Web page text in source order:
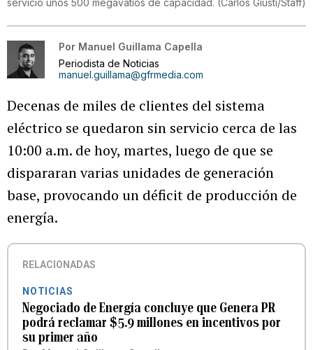
servicio unos 500 megavatios de capacidad. (Carlos Giusti/Staff)
Por Manuel Guillama Capella
Periodista de Noticias
manuel.guillama@gfrmedia.com
Decenas de miles de clientes del sistema
eléctrico se quedaron sin servicio cerca de las
10:00 a.m. de hoy, martes, luego de que se
dispararan varias unidades de generación
base, provocando un déficit de producción de
energía.
RELACIONADAS
NOTICIAS
Negociado de Energía concluye que Genera PR
podrá reclamar $5.9 millones en incentivos por
su primer año